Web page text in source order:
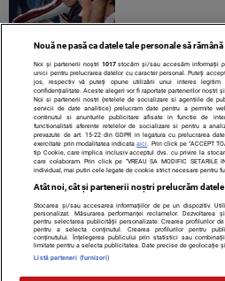
1 2 3
Contact Despre noi
Citarea se poate face în limita a 250 de
Nouă ne pasă ca datele tale personale să
Noi și partenerii noștri 1017stocăm și/sau accesăm informații
unici pentru prelucrarea datelor cu caracter personal. Puteți
jos, respectiv vă puteți opune utilizării unui interes
confidențialitate. Aceste alegeri vor fi raportate partenerilor noștri și
Noi si partenerii nostri (retelele de socializare si agentiile de
servicii de date analitice) prelucram date pentru a permite
continutul si anunturile publicitare afisate in functie de
functionalitati aferente retelelor de socializare si pentru a
prevazute de art. 15-22 din GDPR in legatura cu prelucrarea
exercitate prin modalitatea indicataaici . Prin click pe “ACCEPT
tip Cookie, care implica inclusiv acceptul dvs. cu privire la
care colaboram. Prin click pe “VREAU SA MODIFIC SETARILE
individual, mai putin cele legate de cookie strict necesare pentru
Atât noi, cât și partenerii noștri prelucrăm
Stocarea și/sau accesarea informațiilor de pe un dispozitiv.
personalizat. Măsurarea performanței reclamelor. Dezvoltarea
pentru selectarea publicității personalizate. Crearea profilurilor
pentru a selecta conținutul. Crearea profilurilor pentru
conținutului. Înțelegerea publicului prin statistici sau
limitate pentru a selecta publicitatea. Date precise de geolocație
Listă parteneri (furnizori)